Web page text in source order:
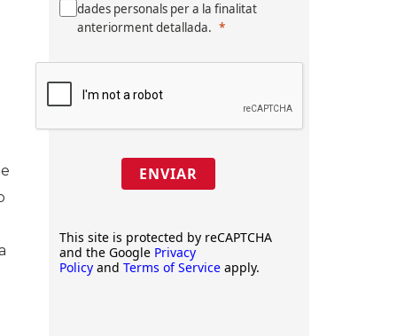
dades personals per a la finalitat
anteriorment detallada.
ENVIAR
This site is protected by reCAPTCHA
and the Google Privacy
Policy and Terms of Service apply.